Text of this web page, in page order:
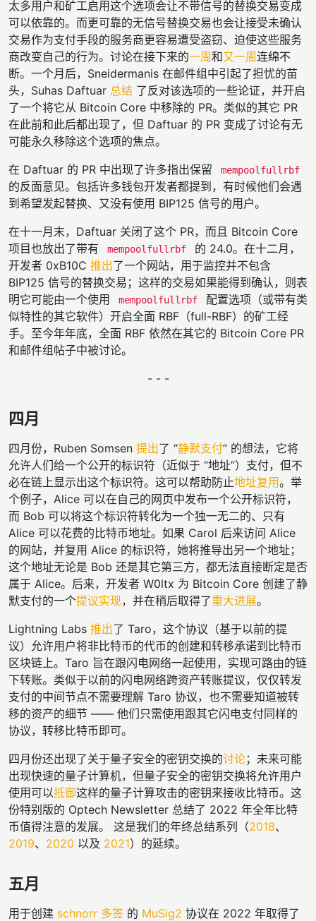
太多用户和矿工启用这个选项会让不带信号的替换交易变成
可以依靠的。而更可靠的无信号替换交易也会让接受未确认
交易作为支付手段的服务商更容易遭受盗窃、迫使这些服务
商改变自己的行为。讨论在接下来的一周和又一周连绵不
断。一个月后，Sneidermanis 在邮件组中引起了担忧的苗
头，Suhas Daftuar 总结 了反对该选项的一些论证，并开启
了一个将它从 Bitcoin Core 中移除的 PR。类似的其它 PR
在此前和此后都出现了，但 Daftuar 的 PR 变成了讨论有无
可能永久移除这个选项的焦点。
在 Daftuar 的 PR 中出现了许多指出保留
mempoolfullrbf
的反面意见。包括许多钱包开发者都提到，有时候他们会遇
到希望发起替换、又没有使用 BIP125 信号的用户。
在十一月末，Daftuar 关闭了这个 PR，而且 Bitcoin Core
项目也放出了带有
mempoolfullrbf
的 24.0。在十二月，
开发者 0xB10C 推出了一个网站，用于监控并不包含
BIP125 信号的替换交易；这样的交易如果能得到确认，则表
明它可能由一个使用
mempoolfullrbf
配置选项（或带有类
似特性的其它软件）开启全面 RBF（full-RBF）的矿工经
手。至今年年底，全面 RBF 依然在其它的 Bitcoin Core PR
和邮件组帖子中被讨论。
- - -
四月
四月份，Ruben Somsen 提出了 “静默支付” 的想法，它将
允许人们给一个公开的标识符（近似于 “地址”）支付，但不
必在链上显示出这个标识符。这可以帮助防止地址复用。举
个例子，Alice 可以在自己的网页中发布一个公开标识符，
而 Bob 可以将这个标识符转化为一个独一无二的、只有
Alice 可以花费的比特币地址。如果 Carol 后来访问 Alice
的网站，并复用 Alice 的标识符，她将推导出另一个地址；
这个地址无论是 Bob 还是其它第三方，都无法直接断定是否
属于 Alice。后来，开发者 W0ltx 为 Bitcoin Core 创建了静
默支付的一个提议实现，并在稍后取得了重大进展。
Lightning Labs 推出了 Taro，这个协议（基于以前的提
议）允许用户将非比特币的代币的创建和转移承诺到比特币
区块链上。Taro 旨在跟闪电网络一起使用，实现可路由的链
下转账。类似于以前的闪电网络跨资产转账提议，仅仅转发
支付的中间节点不需要理解 Taro 协议，也不需要知道被转
移的资产的细节 —— 他们只需使用跟其它闪电支付同样的
协议，转移比特币即可。
四月份还出现了关于量子安全的密钥交换的讨论；未来可能
出现快速的量子计算机，但量子安全的密钥交换将允许用户
使用可以抵御这样的量子计算攻击的密钥来接收比特币。这
份特别版的 Optech Newsletter 总结了 2022 年全年比特
币值得注意的发展。 这是我们的年终总结系列（2018、
2019、 2020 以及 2021）的延续。
五月
用于创建 schnorr 多签 的 MuSig2 协议在 2022 年取得了